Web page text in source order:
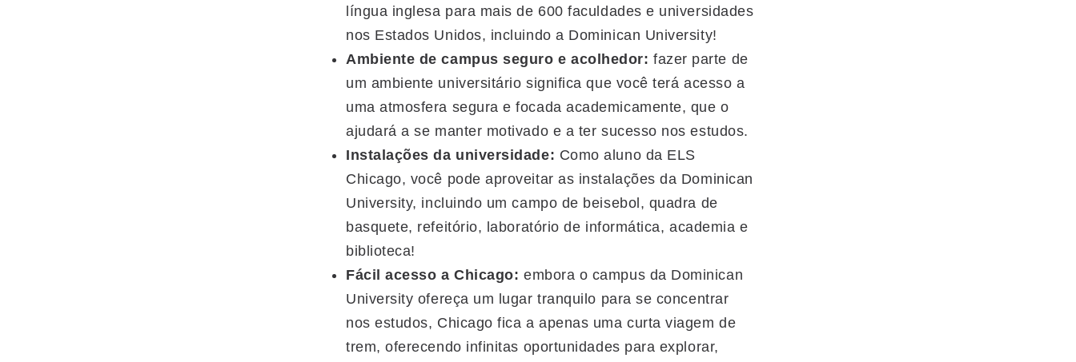
língua inglesa para mais de 600 faculdades e universidades
nos Estados Unidos, incluindo a Dominican University!
Ambiente de campus seguro e acolhedor: fazer parte de
um ambiente universitário significa que você terá acesso a
uma atmosfera segura e focada academicamente, que o
ajudará a se manter motivado e a ter sucesso nos estudos.
Instalações da universidade: Como aluno da ELS
Chicago, você pode aproveitar as instalações da Dominican
University, incluindo um campo de beisebol, quadra de
basquete, refeitório, laboratório de informática, academia e
biblioteca!
Fácil acesso a Chicago: embora o campus da Dominican
University ofereça um lugar tranquilo para se concentrar
nos estudos, Chicago fica a apenas uma curta viagem de
trem, oferecendo infinitas oportunidades para explorar,